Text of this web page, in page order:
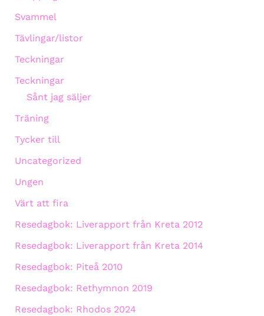
Svammel
Tävlingar/listor
Teckningar
Teckningar
Sånt jag säljer
Träning
Tycker till
Uncategorized
Ungen
Värt att fira
Resedagbok: Liverapport från Kreta 2012
Resedagbok: Liverapport från Kreta 2014
Resedagbok: Piteå 2010
Resedagbok: Rethymnon 2019
Resedagbok: Rhodos 2024